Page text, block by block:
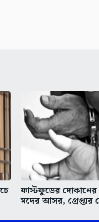
ফাস্টফুডের
মদের আসর, গ্রেপ্তার